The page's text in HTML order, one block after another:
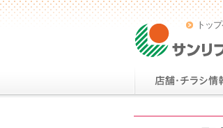
トッ